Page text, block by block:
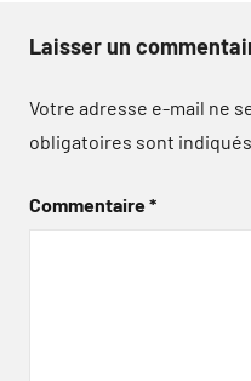
Laisser un
Votre adresse e-mail ne
obligatoires sont
Commentaire*